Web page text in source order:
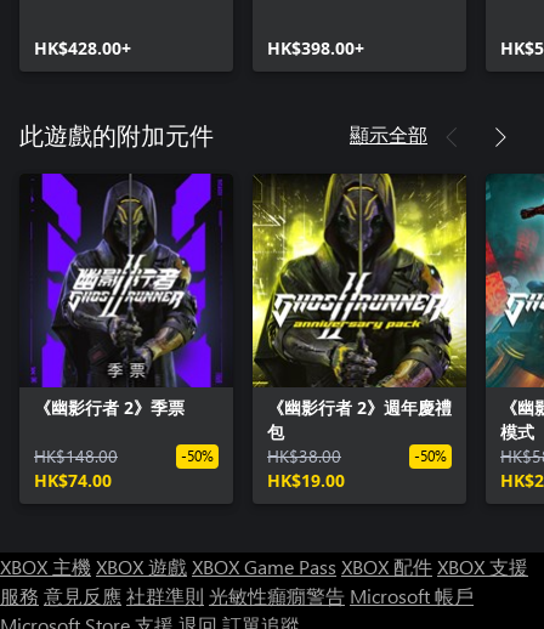
HK$428.00+ HK$398.00+
此遊戲的附加元件 顯示全部
《幽影行者 2》季票
HK$148.00
HK$74.00
-50%
《幽影行者 2》週年慶禮
包
HK$38.00
HK$19.00
-50%
《
模式
XBOX 主機XBOX 遊戲XBOX Game Pass XBOX 配件XBOX 支援
服務 意見反應社群準則 光敏性癲癇警告 Microsoft 帳戶